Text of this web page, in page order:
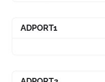
ADPORT1